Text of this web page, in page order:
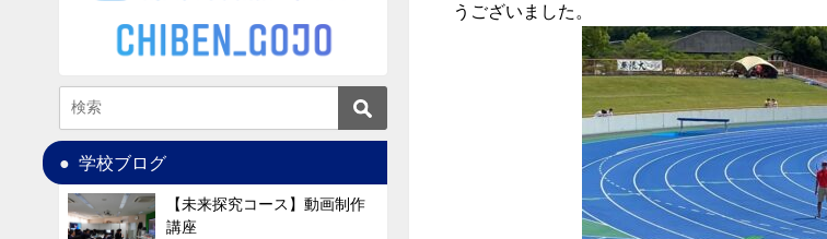
うございました。
学校ブログ
【未来探究コース】動画制作
講座